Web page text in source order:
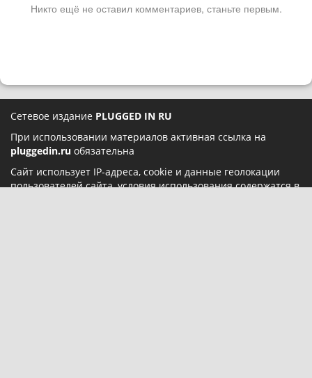
Никто ещё не оставил комментариев, станьте первым.
Сетевое издание PLUGGED IN RU
При использовании материалов активная ссылка на
pluggedin.ru обязательна
Сайт использует IP-адреса, cookie и данные геолокации
пользователей сайта, условия использования содержатся в